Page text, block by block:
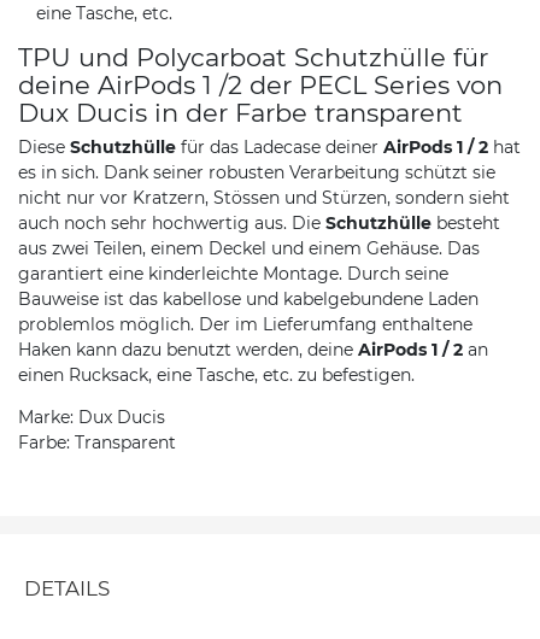
eine Tasche, etc.
TPU und Polycarboat Schutzhülle für
deine AirPods 1 /2 der PECL Series von
Dux Ducis in der Farbe transparent
Diese Schutzhülle für das Ladecase deiner AirPods 1 / 2 hat
es in sich. Dank seiner robusten Verarbeitung schützt sie
nicht nur vor Kratzern, Stössen und Stürzen, sondern sieht
auch noch sehr hochwertig aus. Die Schutzhülle besteht
aus zwei Teilen, einem Deckel und einem Gehäuse. Das
garantiert eine kinderleichte Montage. Durch seine
Bauweise ist das kabellose und kabelgebundene Laden
problemlos möglich. Der im Lieferumfang enthaltene
Haken kann dazu benutzt werden, deine AirPods 1 / 2 an
einen Rucksack, eine Tasche, etc. zu befestigen.
Marke: Dux Ducis
Farbe: Transparent
DETAILS